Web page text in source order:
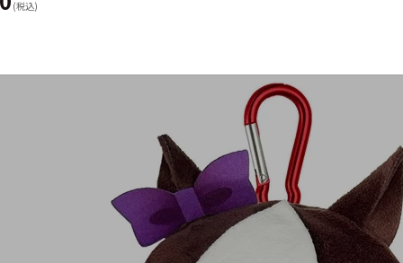
(税込)